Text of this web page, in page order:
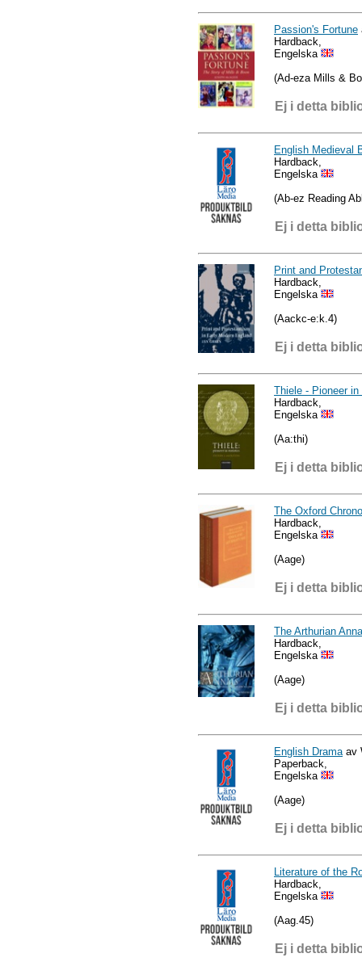
Passion's Fortune
Hardback,
Engelska
(Ad-eza Mills &
Ej i detta
English Medieval
Hardback,
Engelska
(Ab-ez Reading
Ej i detta
Print and
Hardback,
Engelska
(Aackc-e:k.4)
Ej i detta
Thiele - Pioneer
Hardback,
Engelska
(Aa:thi)
Ej i detta
The Oxford
Hardback,
Engelska
(Aage)
Ej i detta
The Arthurian
Hardback,
Engelska
(Aage)
Ej i detta
English Drama av
Paperback,
Engelska
(Aage)
Ej i detta
Literature of the
Hardback,
Engelska
(Aag.45)
Ej i detta